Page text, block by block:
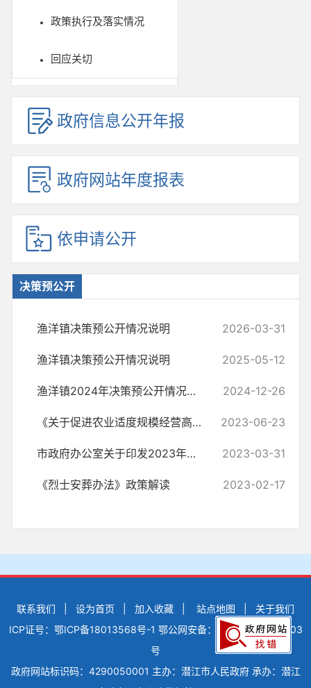
政策执行及落实情况
回应关切
政府信息公开年报
政府网站年度报表
依申请公开
决策预公开
渔洋镇决策预公开情况说明 2026-03-31
渔洋镇决策预公开情况说明 2025-05-12
渔洋镇2024年决策预公开情况说明 2024-12-26
《关于促进农业适度规模经营高质量发展的指导意见》政策解读 2023-06-23
市政府办公室关于印发2023年潜江市人民政府重大行政决策事项目录和2023... 2023-03-31
《烈士安葬办法》政策解读 2023-02-17
联系我们 设为首页 加入收藏 站点地图
关于我们
ICP证号：鄂ICP备18013568号-1 鄂公网安备：42900502000503
号
政府网站标识码：4290050001 主办：潜江市人民政府 承办：潜江